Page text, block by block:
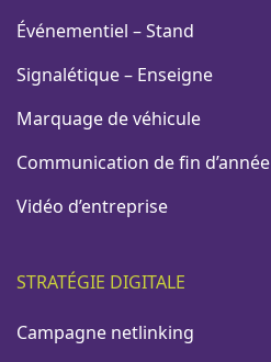
Événementiel – Stand
Signalétique – Enseigne
Marquage de véhicule
Communication de fin d’année
Vidéo d’entreprise
STRATÉGIE DIGITALE
Campagne netlinking